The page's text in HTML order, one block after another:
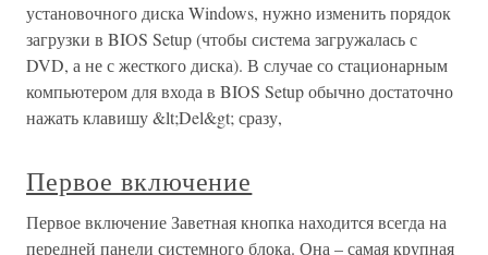
установочного диска Windows, нужно изменить порядок
загрузки в BIOS Setup (чтобы система загружалась с
DVD, а не с жесткого диска). В случае со стационарным
компьютером для входа в BIOS Setup обычно достаточно
нажать клавишу &lt;Del&gt; сразу,
Первое включение
Первое включение Заветная кнопка находится всегда на
передней панели системного блока. Она – самая крупная